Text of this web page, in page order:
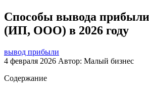
Способы вывода прибыли
(ИП, ООО) в 2026 году
вывод прибыли
4 февраля 2026 Автор: Малый бизнес
Содержание